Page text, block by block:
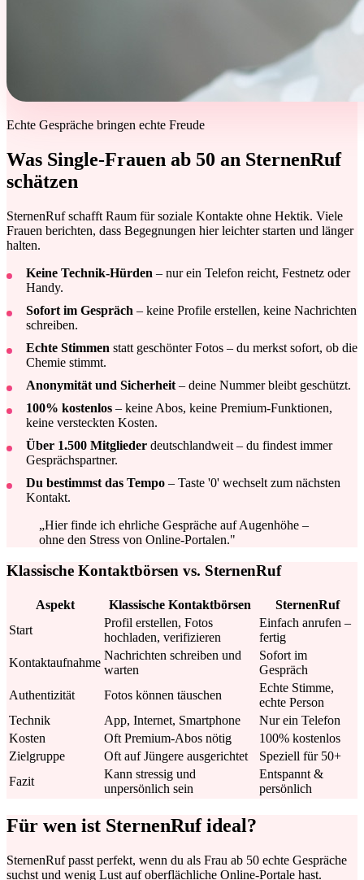
Echte Gespräche bringen echte Freude
Was Single-Frauen ab 50 an SternenRuf
schätzen
SternenRuf schafft Raum für soziale Kontakte ohne Hektik. Viele
Frauen berichten, dass Begegnungen hier leichter starten und länger
halten.
Keine Technik-Hürden – nur ein Telefon reicht, Festnetz oder
Handy.
Sofort im Gespräch – keine Profile erstellen, keine Nachrichten
schreiben.
Echte Stimmen statt geschönter Fotos – du merkst sofort, ob die
Chemie stimmt.
Anonymität und Sicherheit – deine Nummer bleibt geschützt.
100% kostenlos – keine Abos, keine Premium-Funktionen,
keine versteckten Kosten.
Über 1.500 Mitglieder deutschlandweit – du findest immer
Gesprächspartner.
Du bestimmst das Tempo – Taste '0' wechselt zum nächsten
Kontakt.
„Hier finde ich ehrliche Gespräche auf Augenhöhe –
ohne den Stress von Online-Portalen."
Klassische Kontaktbörsen vs. SternenRuf
Aspekt Klassische Kontaktbörsen
SternenRuf
Start
Profil erstellen, Fotos
hochladen, verifizieren
Einfach anrufen –
fertig
Kontaktaufnahme
Nachrichten schreiben und
warten
Sofort im
Gespräch
Authentizität
Fotos können täuschen
Echte Stimme,
echte Person
Technik
App, Internet, Smartphone
Nur ein Telefon
Kosten
Oft Premium-Abos nötig
100% kostenlos
Zielgruppe
Oft auf Jüngere ausgerichtet
Speziell für 50+
Fazit
Kann stressig und
unpersönlich sein
Entspannt &
persönlich
Für wen ist SternenRuf ideal?
SternenRuf passt perfekt, wenn du als Frau ab 50 echte Gespräche
suchst und wenig Lust auf oberflächliche Online-Portale hast.